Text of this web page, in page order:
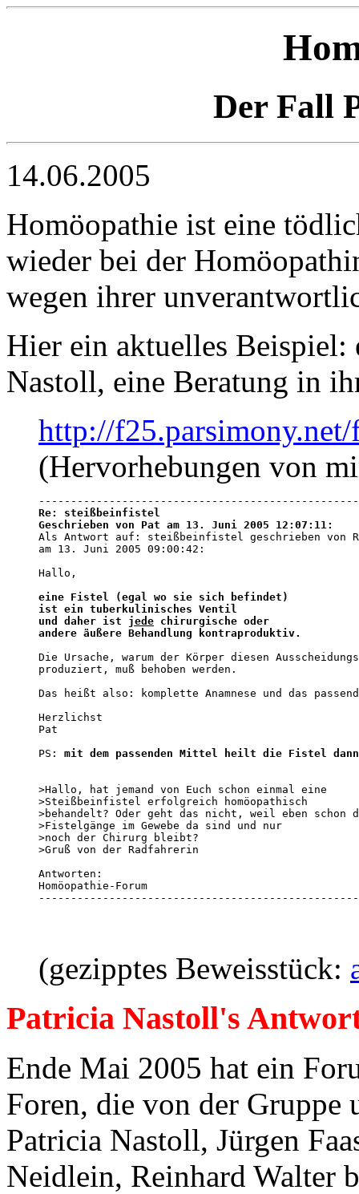
Der Fall
14.06.2005
Homöopathie ist eine
wieder bei der
wegen ihrer
Hier ein aktuelles
Nastoll, eine Beratung in
http://
(Hervorhebungen von
Re: steißbeinfistel
Geschrieben von Pat am 13. Juni 2005 12:07:11:
Als Antwort auf: steißbeinfistel geschrieben von
am 13. Juni 2005 09:00:42:
Hallo,
eine Fistel (egal wo sie sich befindet)
ist ein tuberkulinisches Ventil
und daher ist jede chirurgische oder
andere äußere Behandlung kontraproduktiv.
Die Ursache, warum der Körper diesen
produziert, muß behoben werden.
Das heißt also: komplette Anamnese und das
Herzlichst
Pat
PS: mit dem passenden Mittel heilt die Fistel
>Hallo, hat jemand von Euch schon einmal eine
>Steißbeinfistel erfolgreich homöopathisch
>behandelt? Oder geht das nicht, weil eben schon
>Fistelgänge im Gewebe da sind und nur
>noch der Chirurg bleibt?
>Gruß von der Radfahrerin
Antworten:
Homöopathie-Forum
(gezipptes Beweisstück:
Patricia Nastoll's
Ende Mai 2005 hat ein
Foren, die von der
Patricia Nastoll, Jürgen
Neidlein, Reinhard Walter